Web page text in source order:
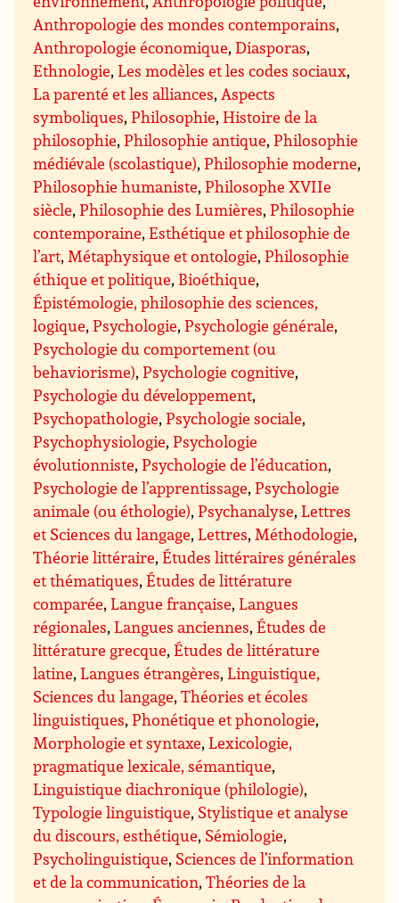
Anthropologie des mondes contemporains,
Anthropologie économique,Diasporas,
Ethnologie,Les modèles et les codes sociaux,
La parenté et les alliances, Aspects
symboliques,Philosophie,Histoire de la
philosophie,Philosophie antique,Philosophie
médiévale (scolastique),Philosophie moderne,
Philosophie humaniste,Philosophe XVIIe
siècle,Philosophie des Lumières,Philosophie
contemporaine,Esthétique et philosophie de
l’art, Métaphysique et ontologie,Philosophie
éthique et politique, Bioéthique,
Épistémologie, philosophie des sciences,
logique,Psychologie,Psychologie générale,
Psychologie du comportement (ou
behaviorisme),Psychologie cognitive,
Psychologie du développement,
Psychopathologie,Psychologie sociale,
Psychophysiologie,Psychologie
évolutionniste,Psychologie de l’éducation,
Psychologie de l’apprentissage,Psychologie
animale (ou éthologie),Psychanalyse,Lettres
et Sciences du langage,Lettres, Méthodologie,
Théorie littéraire,Études littéraires générales
et thématiques,Études de littérature
comparée,Langue française,Langues
régionales,Langues anciennes,Études de
littérature grecque,Études de littérature
latine,Langues étrangères,Linguistique,
Sciences du langage,Théories et écoles
linguistiques,Phonétique et phonologie,
Morphologie et syntaxe,Lexicologie,
pragmatique lexicale, sémantique,
Linguistique diachronique (philologie),
Typologie linguistique, Stylistique et analyse
du discours, esthétique, Sémiologie,
Psycholinguistique, Sciences de l’information
et de la communication,Théories de la